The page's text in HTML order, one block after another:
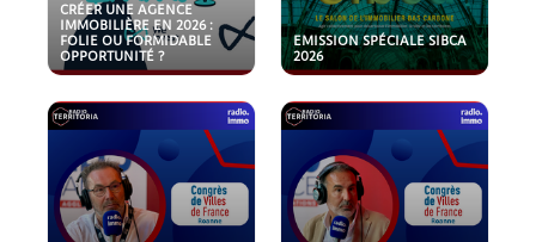
CRÉER UNE AGENCE
IMMOBILIÈRE EN 2026 :
FOLIE OU FORMIDABLE
OPPORTUNITÉ ?
EMISSION SPÉCIALE SIBCA
2026